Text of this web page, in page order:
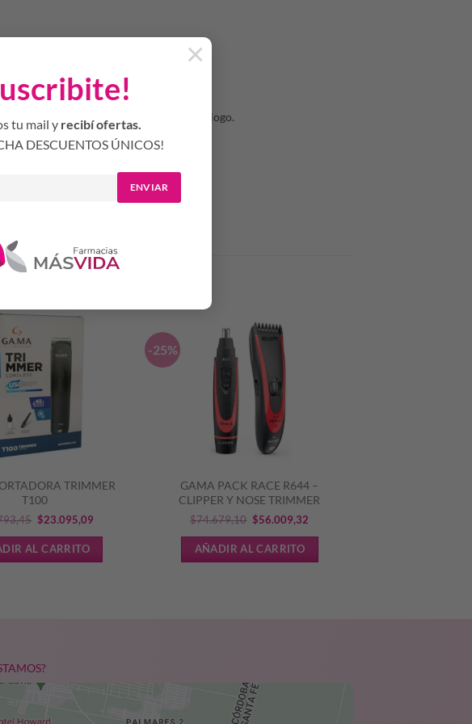
tu mail y recibí ofertas.
DESCUENTOS ÚNICOS!
ENVIAR
×
o según la recomendación de su odontólogo.
TRIMMER
T100
El
precio
$23.095,09
precio
AL CARRITO
-25%
GAMA PACK RACE R644 –
CLIPPER Y NOSE TRIMMER
$74.679,10 El
precio
$56.009,32
precio
AÑADIR AL CARRITO